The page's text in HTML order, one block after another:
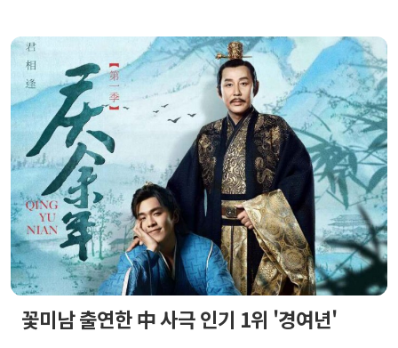
꽃미남 출연한 中 사극 인기 1위 '경여년'